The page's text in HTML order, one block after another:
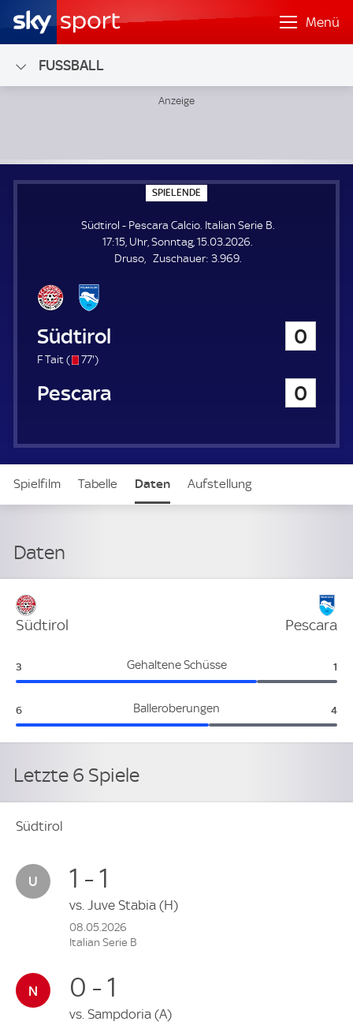
Menü
FUSSBALL
SPIELENDE
P
L
E
N
Südtirol - Pescara Calcio. Italian Serie B.
17:15, Uhr, Sonntag, 15.03.2026.
Druso
Zuschauer: Z
3.969.
Südtirol 0
F Tait (
s
o
77'7
.
e
)
Pescara Calcio 0
Spielfilm Tabelle Daten Aufstellung
Daten
Südtirol Pescara
Gehaltene Schüsse
Südtirol:
3 1
Balleroberungen
Südtirol:
6 4
Letzte 6 Spiele
Südtirol
1 - 1
vs. Juve Stabia (H)
08.05.2026
Italian Serie B
0 - 1
vs. Sampdoria (A)